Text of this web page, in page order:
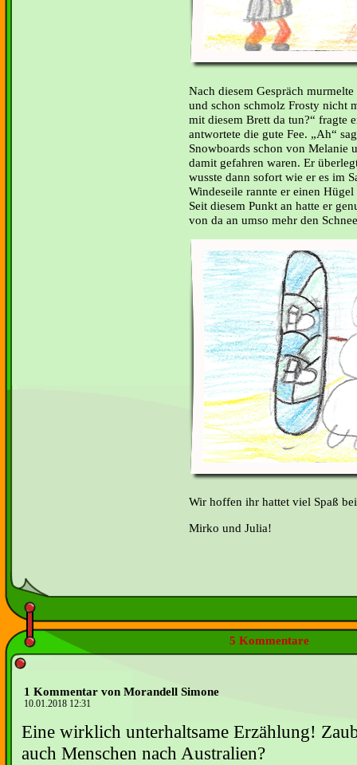
Nach diesem Gespräch
und schon schmolz Frosty nicht
mit diesem Brett da tun?“ fragte
antwortete die gute Fee. „Ah“
Snowboards schon von Melanie
damit gefahren waren. Er
wusste dann sofort wie er es im
Windeseile rannte er einen
Seit diesem Punkt an hatte er
von da an umso mehr den
Wir hoffen ihr hattet viel Spaß
Mirko und Julia!
5 Kommentare
1 Kommentar von Morandell Simone
10.01.2018 12:31
Eine wirklich unterhaltsame Erzählung!
auch Menschen nach Australien?